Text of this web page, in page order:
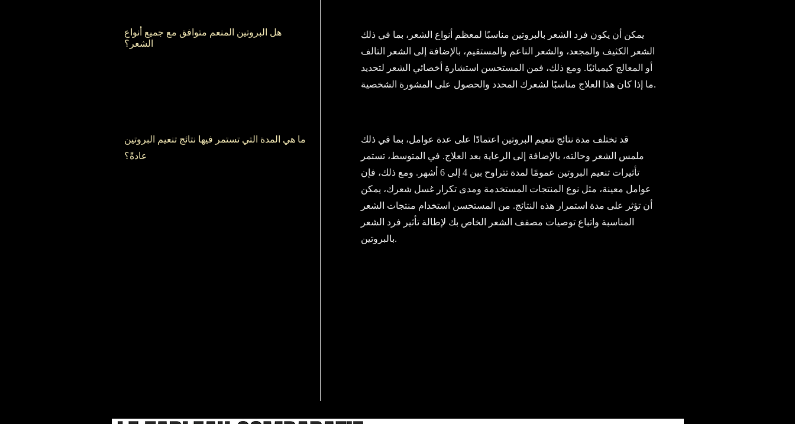
هل البروتين المنعم متوافق مع جميع أنواع
الشعر؟
ما هي المدة التي تستمر فيها نتائج تنعيم البروتين
عادةً؟
يمكن أن يكون فرد الشعر بالبروتين مناسبًا لمعظم أنواع الشعر، بما في ذلك
الشعر الكثيف والمجعد، والشعر الناعم والمستقيم، بالإضافة إلى الشعر التالف
أو المعالج كيميائيًا. ومع ذلك، فمن المستحسن استشارة أخصائي الشعر لتحديد
ما إذا كان هذا العلاج مناسبًا لشعرك المحدد والحصول على المشورة الشخصية.
قد تختلف مدة نتائج تنعيم البروتين اعتمادًا على عدة عوامل، بما في ذلك
ملمس الشعر وحالته، بالإضافة إلى الرعاية بعد العلاج. في المتوسط، تستمر
تأثيرات تنعيم البروتين عمومًا لمدة تتراوح بين 4 إلى 6 أشهر. ومع ذلك، فإن
عوامل معينة، مثل نوع المنتجات المستخدمة ومدى تكرار غسل شعرك، يمكن
أن تؤثر على مدة استمرار هذه النتائج. من المستحسن استخدام منتجات الشعر
المناسبة واتباع توصيات مصفف الشعر الخاص بك لإطالة تأثير فرد الشعر
بالبروتين.